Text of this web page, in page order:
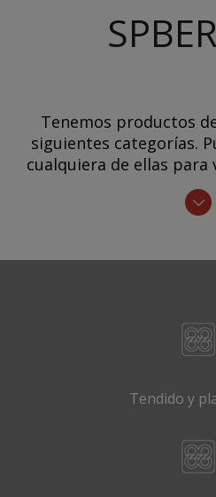
Tenemos productos
siguientes categorías.
cualquiera de ellas
Tendido y